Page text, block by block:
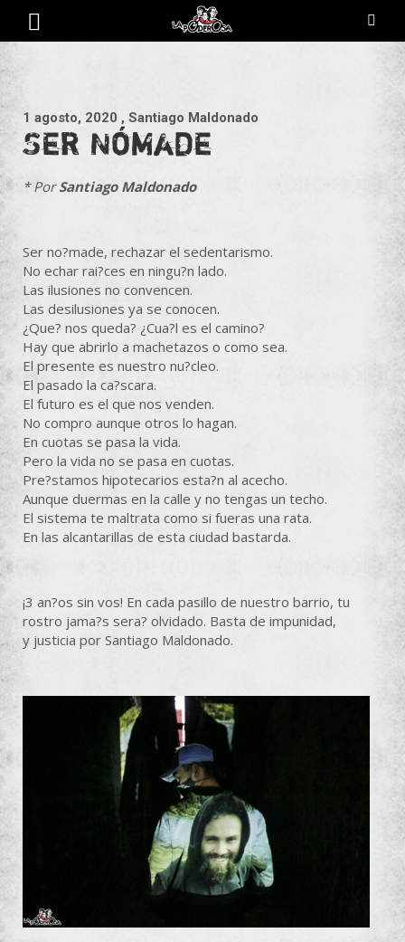
contenido
Revista de cultura villera, brazo literario del movimiento La
1 agosto, 2020 , Santiago Maldonado
Ser Nómade
* PorSantiago Maldonado
Ser no?made, rechazar el sedentarismo.
No echar rai?ces en ningu?n lado.
Las ilusiones no convencen.
Las desilusiones ya se conocen.
¿Que? nos queda? ¿Cua?l es el camino?
Hay que abrirlo a machetazos o como sea.
El presente es nuestro nu?cleo.
El pasado la ca?scara.
El futuro es el que nos venden.
No compro aunque otros lo hagan.
En cuotas se pasa la vida.
Pero la vida no se pasa en cuotas.
Pre?stamos hipotecarios esta?n al acecho.
Aunque duermas en la calle y no tengas un techo.
El sistema te maltrata como si fueras una rata.
En las alcantarillas de esta ciudad bastarda.
¡3 an?os sin vos! En cada pasillo de nuestro barrio, tu
rostro jama?s sera? olvidado. Basta de impunidad,
y justicia por Santiago Maldonado.